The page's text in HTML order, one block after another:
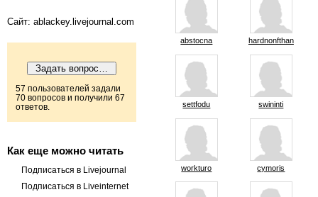
Сайт: ablackey.livejournal.com
57 пользователей задали
70 вопросов и получили 67
ответов.
Как еще можно читать
Подписаться в Livejournal
Подписаться в Liveinternet
abstocna hardnonfthan
settfodu swininti
workturo cymoris